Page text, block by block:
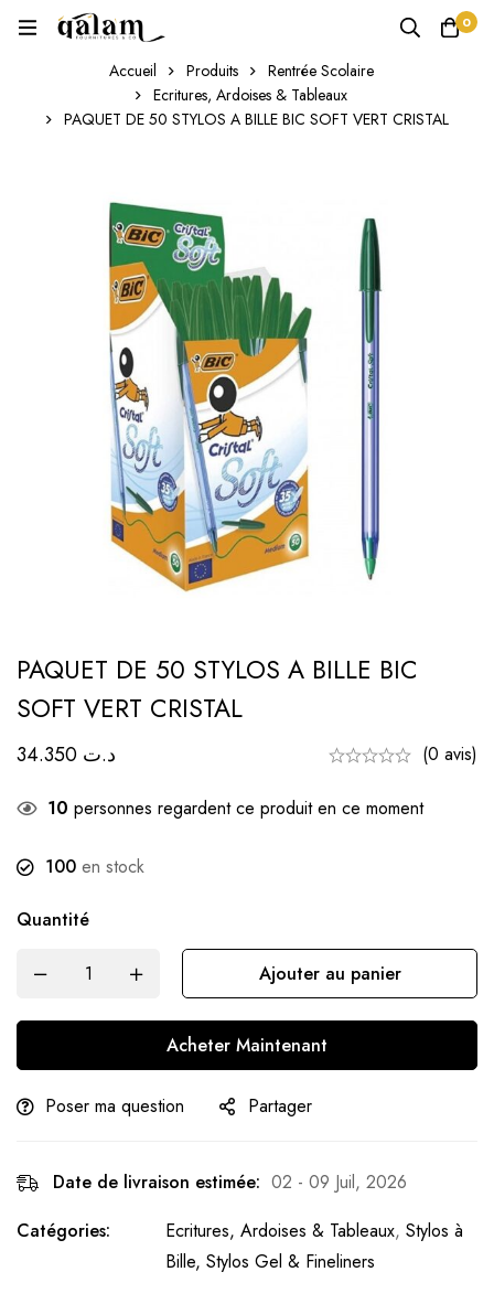
0
Accueil Produits
Rentrée Scolaire
Ecritures, Ardoises & Tableaux
PAQUET DE 50 STYLOS A BILLE BIC SOFT VERT CRISTAL
PAQUET DE 50 STYLOS A BILLE BIC
SOFT VERT CRISTAL
د.ت (0 avis)
10 personnes regardent ce produit en ce moment
100 en stock
Quantité
Ajouter au panier
Acheter Maintenant
Poser ma question Partager
Date de livraison estimée: 02 - 09 Juil, 2026
Catégories:
Ecritures, Ardoises & Tableaux, Stylos à
Bille, Stylos Gel & Fineliners